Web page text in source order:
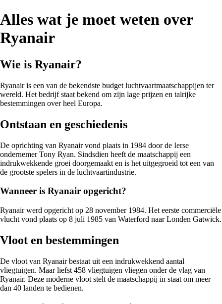
Alles wat je moet weten over
Ryanair
Wie is Ryanair?
Ryanair is een van de bekendste budget luchtvaartmaatschappijen ter
wereld. Het bedrijf staat bekend om zijn lage prijzen en talrijke
bestemmingen over heel Europa.
Ontstaan en geschiedenis
De oprichting van Ryanair vond plaats in 1984 door de Ierse
ondernemer Tony Ryan. Sindsdien heeft de maatschappij een
indrukwekkende groei doorgemaakt en is het uitgegroeid tot een van
de grootste spelers in de luchtvaartindustrie.
Wanneer is Ryanair opgericht?
Ryanair werd opgericht op 28 november 1984. Het eerste commerciële
vlucht vond plaats op 8 juli 1985 van Waterford naar Londen Gatwick.
Vloot en bestemmingen
De vloot van Ryanair bestaat uit een indrukwekkend aantal
vliegtuigen. Maar liefst 458 vliegtuigen vliegen onder de vlag van
Ryanair. Deze moderne vloot stelt de maatschappij in staat om meer
dan 40 landen te bedienen.